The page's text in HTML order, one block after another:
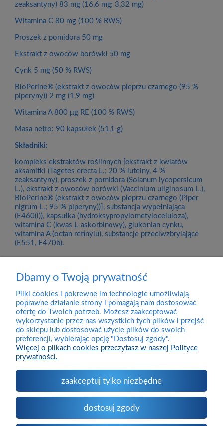
zeaksantyny) 83 mg (16,6 mg; 3,32 mg)
Witamina C 80 mg (100 % RWS)
Proszek z pomidora 50 mg
Ekstrakt z owoców borówki 50 mg
Cynk 5 mg (50 % RWS)
BioPerine® (ekstrakt z owoców pieprzu czarnego (95 %
piperyny)) 2 mg (1,9 mg)
Witamina A 800 μg RE (100 % RWS)
Masa netto: 90 kapsułek (51,1 g)
Składniki:
kompleks ekstraktów roślinnych [ekstrakt z kwiatów
aksamitki (Tagetes erecta L.; 20 % luteiny, 4 %
zeaksantyny), proszek z pomidora (Solanum lycopersicum
L.), ekstrakt z owoców borówki (Vaccinium uliginosum L.),
BioPerine® (ekstrakt z owoców pieprzu czarnego (Piper
nigrum L.; 95 % piperyny))], substancja wypełniająca
(E460(i)), kapsułka (hydroksypropylometyloceluloza),
witamina C (kwas L-askorbinowy), glukonian cynku,
witamina A (octan retinylu), substancje przeciwzbrylające
(E551, E470b).
Dostawa
Pomoc
O firmie
Dbamy o Twoją prywatność
Pliki cookies i pokrewne im technologie umożliwiają
poprawne działanie strony i pomagają nam dostosować
ofertę do Twoich potrzeb. Możesz zaakceptować
wykorzystanie przez nas wszystkich tych plików i przejść
do sklepu lub dostosować użycie plików do swoich
preferencji, wybierając opcję "Dostosuj zgody".
Więcej o plikach cookies przeczytasz w naszej Polityce
prywatności.
zaakceptuj tylko niezbędne
dostosuj zgody